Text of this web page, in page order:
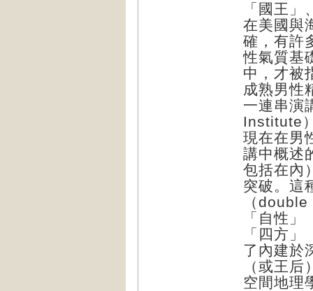
「國王
在美國與
確，有許
性氣質基
中，才被
成熟男性
一連串演
Institute
現在在男
講中概述
包括在內
突破。這
（
「自性
「四方
了內建於
（或王
空間地理